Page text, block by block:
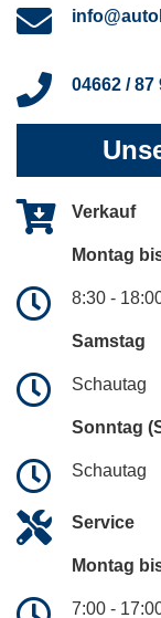
04662 / 87
Verkauf
Montag
8:30 -
Samstag
Schautag
Sonntag
Schautag
Service
Montag
7:00 -